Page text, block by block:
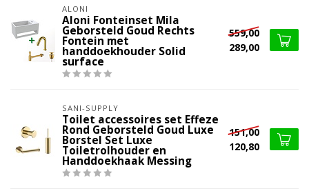
ALONI
Aloni Fonteinset Mila
Geborsteld Goud Rechts
Fontein met
handdoekhouder Solid
surface
559,00
289,00
SANI-SUPPLY
Toilet accessoires set Effeze
Rond Geborsteld Goud Luxe
Borstel Set Luxe
Toiletrolhouder en
Handdoekhaak Messing
151,00
120,80